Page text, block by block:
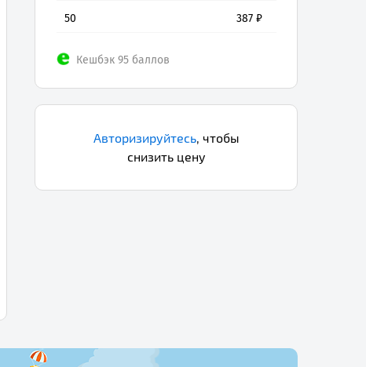
50 387 ₽
Кешбэк 95 баллов
Авторизируйтесь, чтобы
снизить цену